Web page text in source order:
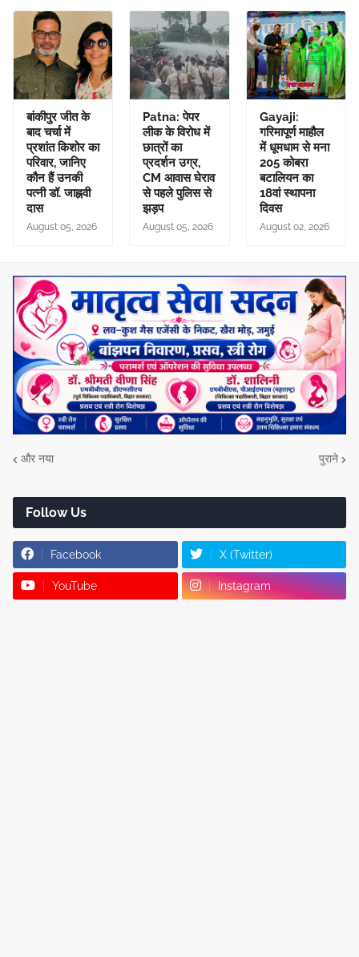
बांकीपुर जीत के
बाद चर्चा में
प्रशांत किशोर का
परिवार, जानिए
कौन हैं उनकी
पत्नी डॉ. जाह्नवी
दास
August 05, 2026
Patna: पेपर
लीक के विरोध में
छात्रों का
प्रदर्शन उग्र,
CM आवास घेराव
से पहले पुलिस से
झड़प
August 05, 2026
Gayaji:
गरिमापूर्ण माहौल
में धूमधाम से मना
205 कोबरा
बटालियन का
18वां स्थापना
दिवस
August 02, 2026
और नया पुराने
Follow Us
Facebook X (Twitter)
YouTube Instagram